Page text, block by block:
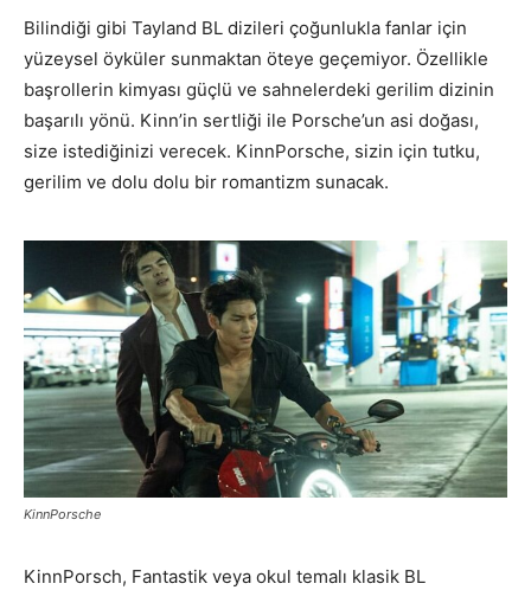
Bilindiği gibi Tayland BL dizileri çoğunlukla fanlar için
yüzeysel öyküler sunmaktan öteye geçemiyor. Özellikle
başrollerin kimyası güçlü ve sahnelerdeki gerilim dizinin
başarılı yönü. Kinn’in sertliği ile Porsche’un asi doğası,
size istediğinizi verecek. KinnPorsche, sizin için tutku,
gerilim ve dolu dolu bir romantizm sunacak.
KinnPorsche
KinnPorsch, Fantastik veya okul temalı klasik BL